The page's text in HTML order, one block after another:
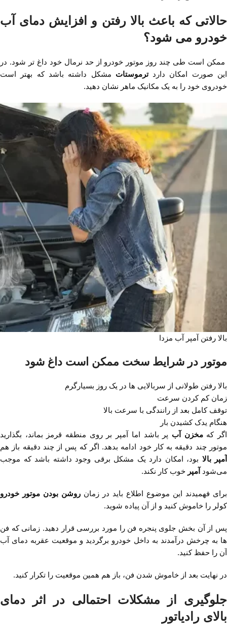
حالاتی که باعث بالا رفتن و افزایش دمای آب
خودرو می شود؟
ممکن است طی چند روز موتور خودرو از حد نرمال خود داغ تر شود. در
این صورت امکان داردترموستات مشکل داشته باشد که بهتر است
خودروی خود را به یک مکانیک ماهر نشان دهید‌.
بالا رفتن آمپر آب مزدا
موتور در شرایط سخت ممکن است داغ شود
بالا رفتن طولانی از سربالایی ها در یک روز بسیارگرم
زمان کم کردن سرعت
توقف کامل بعد از رانندگی با سرعت بالا
هنگام یدک‌ کشیدن بار
اگر کهمخزن آب پر باشد اما آمپر بر روی منطقه قرمز بماند، بگذارید
موتور چند دقیقه به کار خود ادامه بدهد. اگر که پس از چند دقیقه باز هم
آمپر بالا بود، امکان دارد یک مشکل برقی وجود داشته باشد که موجب
می‌شود آمپر خوب کار نکند.
برای فهمیدند این موضوع اطلاع باید در زمان روشن بودن موتور خودرو
کولر را خاموش کنید و از آن پیاده شوید.
پس از آن بخش جلوی پنجره فن را مورد بررسی قرار دهید. زمانی که فن
ها به چرخش درآمدند به داخل خودرو برگردید و موقعیت عقربه دمای آب
آن را حفظ کنید.
در نهایت بعد از خاموش شدن فن، باز هم همین موقعیت را تکرار کنید.
جلوگیری از مشکلات احتمالی در اثر دمای
بالای رادیاتور